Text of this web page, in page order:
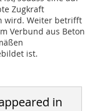
Zugkraft
wird. Weiter betrifft
Verbund aus Beton
ist.
in